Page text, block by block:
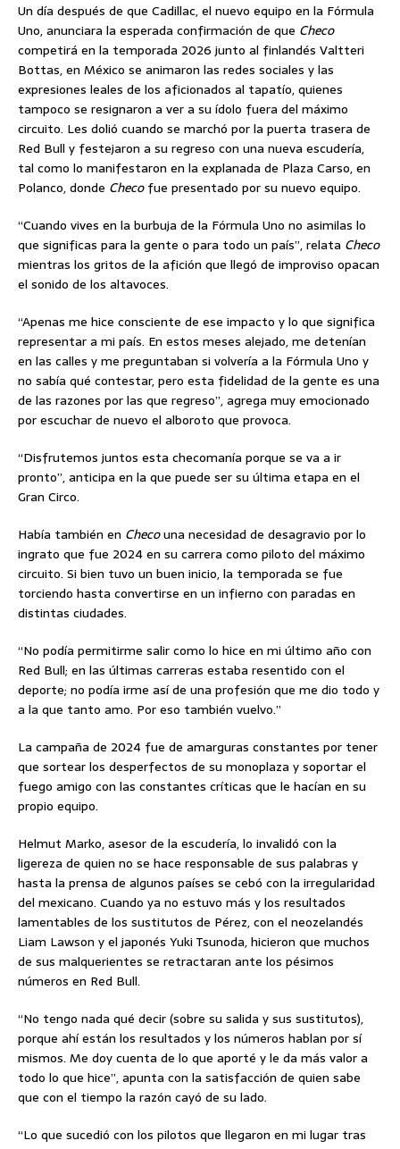
Un día después de que Cadillac, el nuevo equipo en la Fórmula
Uno, anunciara la esperada confirmación de que Checo
competirá en la temporada 2026 junto al finlandés Valtteri
Bottas, en México se animaron las redes sociales y las
expresiones leales de los aficionados al tapatío, quienes
tampoco se resignaron a ver a su ídolo fuera del máximo
circuito. Les dolió cuando se marchó por la puerta trasera de
Red Bull y festejaron a su regreso con una nueva escudería,
tal como lo manifestaron en la explanada de Plaza Carso, en
Polanco, donde Checofue presentado por su nuevo equipo.
“Cuando vives en la burbuja de la Fórmula Uno no asimilas lo
que significas para la gente o para todo un país”, relata Checo
mientras los gritos de la afición que llegó de improviso opacan
el sonido de los altavoces.
“Apenas me hice consciente de ese impacto y lo que significa
representar a mi país. En estos meses alejado, me detenían
en las calles y me preguntaban si volvería a la Fórmula Uno y
no sabía qué contestar, pero esta fidelidad de la gente es una
de las razones por las que regreso”, agrega muy emocionado
por escuchar de nuevo el alboroto que provoca.
“Disfrutemos juntos esta checomanía porque se va a ir
pronto”, anticipa en la que puede ser su última etapa en el
Gran Circo.
Había también en Checouna necesidad de desagravio por lo
ingrato que fue 2024 en su carrera como piloto del máximo
circuito. Si bien tuvo un buen inicio, la temporada se fue
torciendo hasta convertirse en un infierno con paradas en
distintas ciudades.
“No podía permitirme salir como lo hice en mi último año con
Red Bull; en las últimas carreras estaba resentido con el
deporte; no podía irme así de una profesión que me dio todo y
a la que tanto amo. Por eso también vuelvo.”
La campaña de 2024 fue de amarguras constantes por tener
que sortear los desperfectos de su monoplaza y soportar el
fuego amigo con las constantes críticas que le hacían en su
propio equipo.
Helmut Marko, asesor de la escudería, lo invalidó con la
ligereza de quien no se hace responsable de sus palabras y
hasta la prensa de algunos países se cebó con la irregularidad
del mexicano. Cuando ya no estuvo más y los resultados
lamentables de los sustitutos de Pérez, con el neozelandés
Liam Lawson y el japonés Yuki Tsunoda, hicieron que muchos
de sus malquerientes se retractaran ante los pésimos
números en Red Bull.
“No tengo nada qué decir (sobre su salida y sus sustitutos),
porque ahí están los resultados y los números hablan por sí
mismos. Me doy cuenta de lo que aporté y le da más valor a
todo lo que hice”, apunta con la satisfacción de quien sabe
que con el tiempo la razón cayó de su lado.
“Lo que sucedió con los pilotos que llegaron en mi lugar tras